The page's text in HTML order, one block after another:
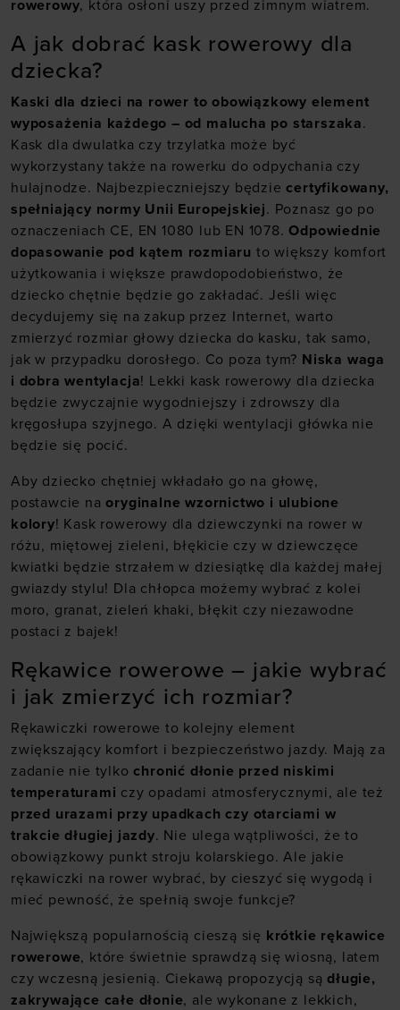
rowerowy, która osłoni uszy przed zimnym wiatrem.
A jak dobrać kask rowerowy dla
dziecka?
Kaski dla dzieci na rower to obowiązkowy element
wyposażenia każdego – od malucha po starszaka.
Kask dla dwulatka czy trzylatka może być
wykorzystany także na rowerku do odpychania czy
hulajnodze. Najbezpieczniejszy będziecertyfikowany,
spełniający normy Unii Europejskiej. Poznasz go po
oznaczeniach CE, EN 1080 lub EN 1078.Odpowiednie
dopasowanie pod kątem rozmiaru to większy komfort
użytkowania i większe prawdopodobieństwo, że
dziecko chętnie będzie go zakładać. Jeśli więc
decydujemy się na zakup przez Internet, warto
zmierzyć rozmiar głowy dziecka do kasku, tak samo,
jak w przypadku dorosłego. Co poza tym? Niska waga
i dobra wentylacja! Lekki kask rowerowy dla dziecka
będzie zwyczajnie wygodniejszy i zdrowszy dla
kręgosłupa szyjnego. A dzięki wentylacji główka nie
będzie się pocić.
Aby dziecko chętniej wkładało go na głowę,
postawcie naoryginalne wzornictwo i ulubione
kolory! Kask rowerowy dla dziewczynki na rower w
różu, miętowej zieleni, błękicie czy w dziewczęce
kwiatki będzie strzałem w dziesiątkę dla każdej małej
gwiazdy stylu! Dla chłopca możemy wybrać z kolei
moro, granat, zieleń khaki, błękit czy niezawodne
postaci z bajek!
Rękawice rowerowe – jakie wybrać
i jak zmierzyć ich rozmiar?
Rękawiczki rowerowe to kolejny element
zwiększający komfort i bezpieczeństwo jazdy. Mają za
zadanie nie tylkochronić dłonie przed niskimi
temperaturami czy opadami atmosferycznymi, ale też
przed urazami przy upadkach czy otarciami w
trakcie długiej jazdy. Nie ulega wątpliwości, że to
obowiązkowy punkt stroju kolarskiego. Ale jakie
rękawiczki na rower wybrać, by cieszyć się wygodą i
mieć pewność, że spełnią swoje funkcje?
Największą popularnością cieszą się krótkie rękawice
rowerowe, które świetnie sprawdzą się wiosną, latem
czy wczesną jesienią. Ciekawą propozycją sądługie,
zakrywające całe dłonie, ale wykonane z lekkich,